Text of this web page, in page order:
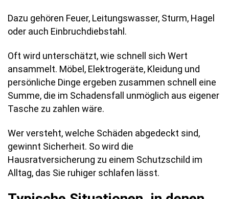
Dazu gehören Feuer, Leitungswasser, Sturm, Hagel
oder auch Einbruchdiebstahl.
Oft wird unterschätzt, wie schnell sich Wert
ansammelt. Möbel, Elektrogeräte, Kleidung und
persönliche Dinge ergeben zusammen schnell eine
Summe, die im Schadensfall unmöglich aus eigener
Tasche zu zahlen wäre.
Wer versteht, welche Schäden abgedeckt sind,
gewinnt Sicherheit. So wird die
Hausratversicherung zu einem Schutzschild im
Alltag, das Sie ruhiger schlafen lässt.